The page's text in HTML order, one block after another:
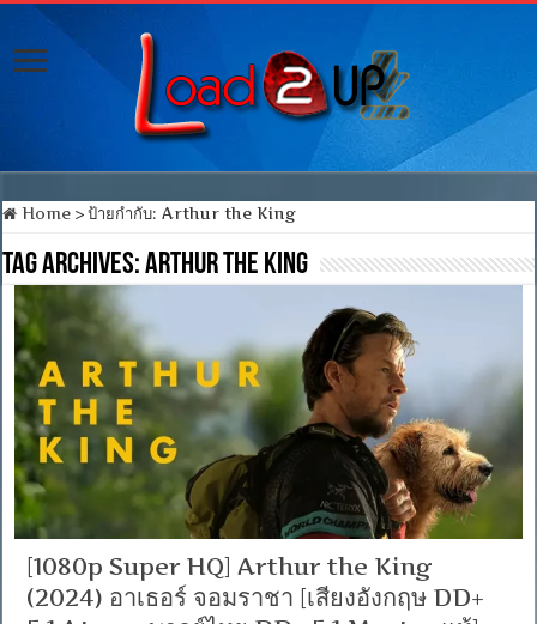
Home > ป้ายกำกับ:Arthur the King
Tag Archives:Arthur the King
[1080p Super HQ] Arthur the King
(2024) อาเธอร์ จอมราชา [เสียงอังกฤษ DD+